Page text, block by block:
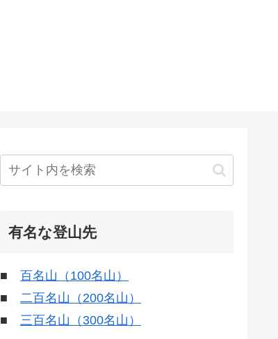
有名な登山先
■ 百名山（100名山）
■ 二百名山（200名山）
■ 三百名山（300名山）